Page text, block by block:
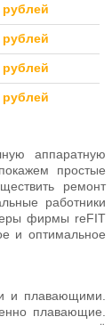
рублей
рублей
рублей
рублей
аппаратную
простые
ремонт
работники
фирмы reFIT
и оптимальное
и плавающими.
плавающие.